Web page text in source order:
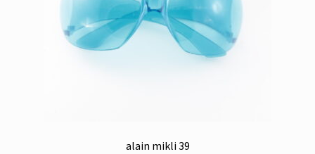
alain mikli 39